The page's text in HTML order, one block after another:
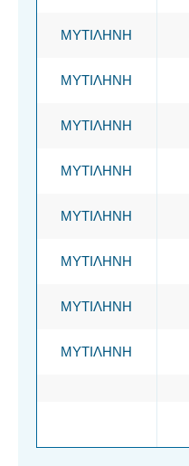
ΜΥΤΙΛΗΝΗ
ΜΥΤΙΛΗΝΗ
ΜΥΤΙΛΗΝΗ
ΜΥΤΙΛΗΝΗ
ΜΥΤΙΛΗΝΗ
ΜΥΤΙΛΗΝΗ
ΜΥΤΙΛΗΝΗ
ΜΥΤΙΛΗΝΗ